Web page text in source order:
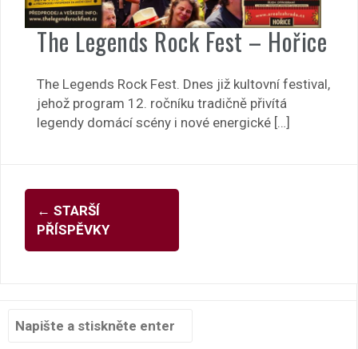
The Legends Rock Fest – Hořice
The Legends Rock Fest. Dnes již kultovní festival,
jehož program 12. ročníku tradičně přivítá
legendy domácí scény i nové energické […]
Navigace
pro
příspěvky
← STARŠÍ
PŘÍSPĚVKY
Hledat: